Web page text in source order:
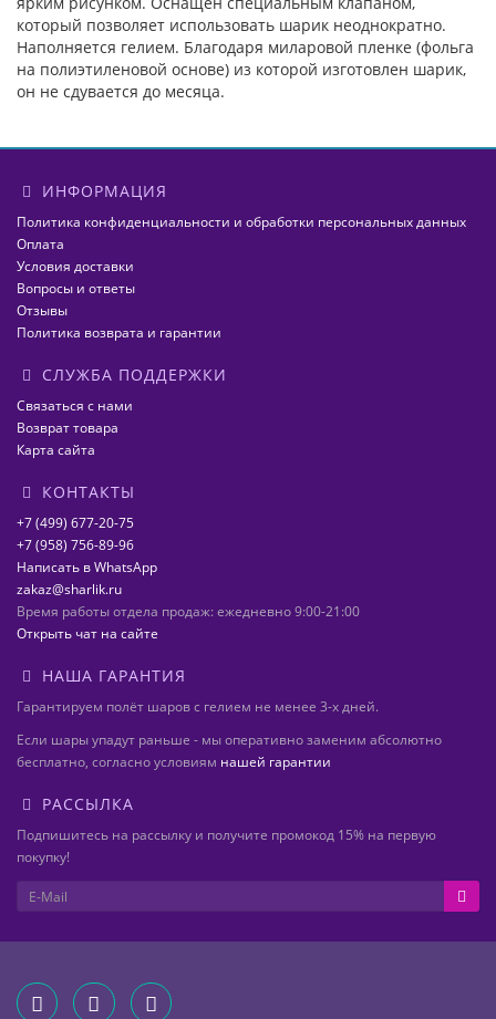
который позволяет использовать шарик неоднократно.
Наполняется гелием. Благодаря миларовой пленке (фольга
на полиэтиленовой основе) из которой изготовлен шарик,
он не сдувается до месяца.
ИНФОРМАЦИЯ
Политика конфиденциальности и обработки персональных данных
Оплата
Условия доставки
Вопросы и ответы
Отзывы
Политика возврата и гарантии
СЛУЖБА ПОДДЕРЖКИ
Связаться с нами
Возврат товара
Карта сайта
КОНТАКТЫ
+7 (499) 677-20-75
+7 (958) 756-89-96
Написать в WhatsApp
zakaz@sharlik.ru
Время работы отдела продаж: ежедневно 9:00-21:00
Открыть чат на сайте
НАША ГАРАНТИЯ
Гарантируем полёт шаров с гелием не менее 3-х дней.
Если шары упадут раньше - мы оперативно заменим абсолютно
бесплатно, согласно условиям нашей гарантии
РАССЫЛКА
Подпишитесь на рассылку и получите промокод 15% на первую
покупку!